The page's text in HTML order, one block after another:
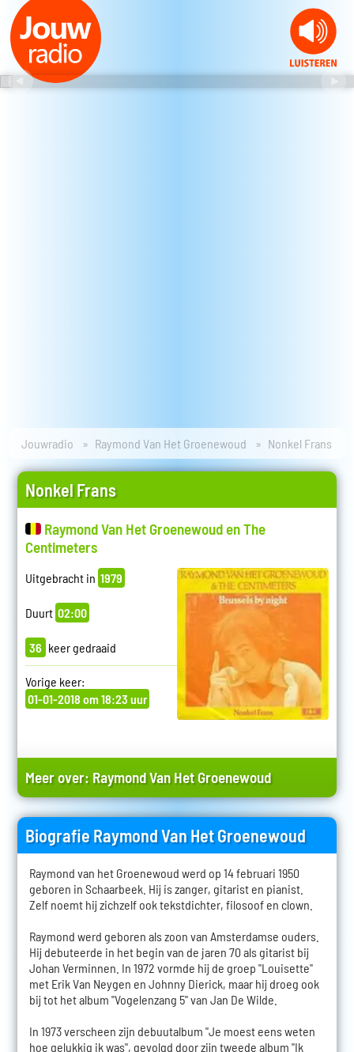
Jouwradio Raymond Van Het Groenewoud Nonkel Frans
Nonkel Frans
Raymond Van Het Groenewoud en The
Centimeters
Uitgebracht in 1979
Duurt 02:00
36 keer gedraaid
Vorige keer:
01-01-2018 om 18:23 uur
Meer over: Raymond Van Het Groenewoud
Biografie Raymond Van Het Groenewoud
Raymond van het Groenewoud werd op 14 februari 1950
geboren in Schaarbeek. Hij is zanger, gitarist en pianist.
Zelf noemt hij zichzelf ook tekstdichter, filosoof en clown.
Raymond werd geboren als zoon van Amsterdamse ouders.
Hij debuteerde in het begin van de jaren 70 als gitarist bij
Johan Verminnen. In 1972 vormde hij de groep "Louisette"
met Erik Van Neygen en Johnny Dierick, maar hij droeg ook
bij tot het album "Vogelenzang 5" van Jan De Wilde.
In 1973 verscheen zijn debuutalbum "Je moest eens weten
hoe gelukkig ik was", gevolgd door zijn tweede album "Ik